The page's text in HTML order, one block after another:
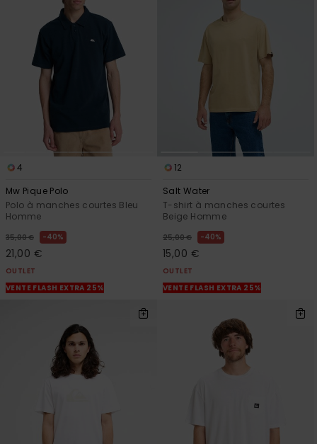
4
Mw Pique Polo
Polo à manches courtes Bleu
Homme
35,00 € 40%
21,00 €
OUTLET
VENTE FLASH EXTRA 25%
12
Salt Water
T-shirt à manches courtes
Beige Homme
25,00 € 40%
15,00 €
OUTLET
VENTE FLASH EXTRA 25%